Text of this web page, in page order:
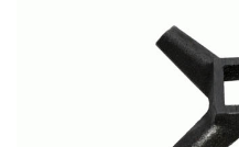
Piese de schimb vehicule